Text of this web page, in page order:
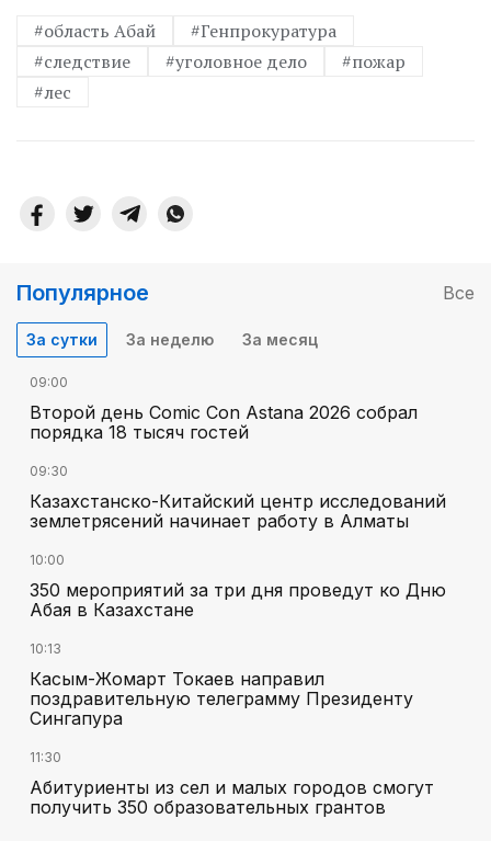
#область Абай
#Генпрокуратура
#следствие
#уголовное дело
#пожар
#лес
Популярное Все
За сутки За неделю За месяц
09:00
Второй день Comic Con Astana 2026 собрал
порядка 18 тысяч гостей
09:30
Казахстанско-Китайский центр исследований
землетрясений начинает работу в Алматы
10:00
350 мероприятий за три дня проведут ко Дню
Абая в Казахстане
10:13
Касым-Жомарт Токаев направил
поздравительную телеграмму Президенту
Сингапура
11:30
Абитуриенты из сел и малых городов смогут
получить 350 образовательных грантов